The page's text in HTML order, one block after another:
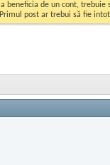
a beneficia de un cont,
post ar trebui să fie